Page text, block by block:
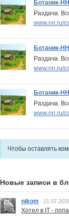
Ботаник-НН
Раздача.
www.nn.ru/
Ботаник-НН
Раздача.
www.nn.ru/
Ботаник-НН
Раздача.
www.nn.ru/
Чтобы оставлять
Новые записи в
nikom
Хотел в IT -